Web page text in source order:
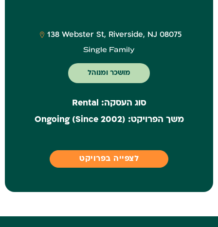
‎138 Webster St, Riverside, NJ 08075
Single Family
מושכר ומנוהל
סוג העסקה:
Rental
משך הפרויקט: Ongoing (Since 2002)
לצפייה בפרויקט